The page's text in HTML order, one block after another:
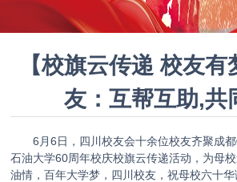
【校旗云传递 校友
友：互帮互助,共
6月6日，四川校友会十余位校友齐聚成
石油大学60周年校庆校旗云传递活动，为母
油情，百年大学梦，四川校友，祝母校六十华